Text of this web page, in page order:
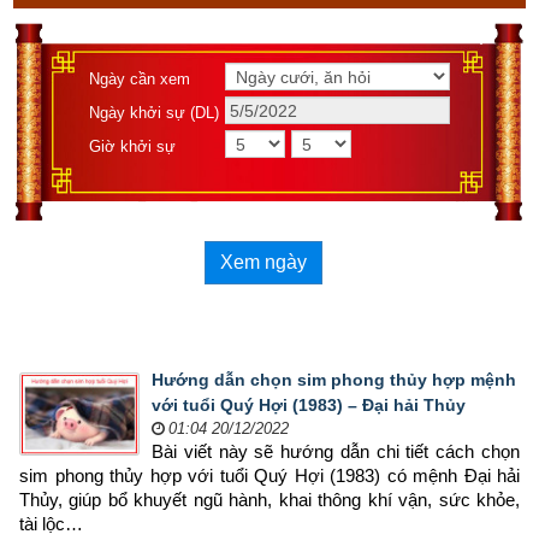
Ngày cần xem
Ngày khởi sự (DL)
Giờ khởi sự
Xem ngày
Hướng dẫn chọn sim phong thủy hợp mệnh
với tuổi Quý Hợi (1983) – Đại hải Thủy
01:04 20/12/2022
Bài viết này sẽ hướng dẫn chi tiết cách chọn
sim phong thủy hợp với tuổi Quý Hợi (1983) có mệnh Đại hải
Thủy, giúp bổ khuyết ngũ hành, khai thông khí vận, sức khỏe,
tài lộc…